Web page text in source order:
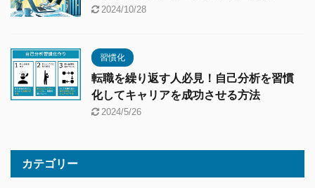
2024/10/28
習慣化
転職を繰り返す人必見！自己分析を習慣
化してキャリアを成功させる方法
2024/5/26
カテゴリー